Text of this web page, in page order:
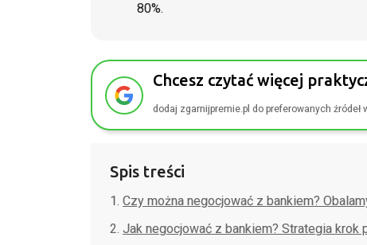
80%.
Chcesz czytać więcej
dodaj zgarnijpremie.pl do preferowanych źródeł
Spis treści
Czy można negocjować z bankiem?
Jak negocjować z bankiem? Strategia krok